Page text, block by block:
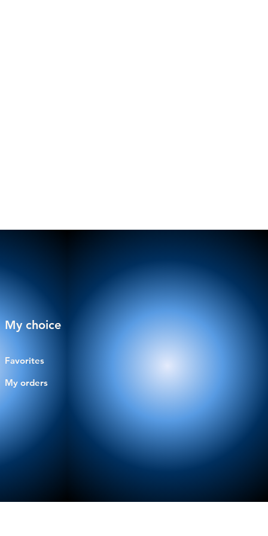
My choice
Favorites
My orders